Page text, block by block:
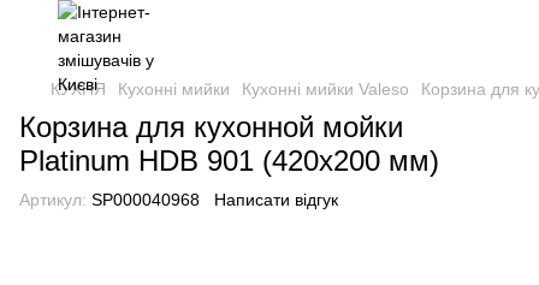
КУХНЯ Кухонні мийки Кухонні мийки Valeso Корзина для
Корзина для кухонной мойки
Platinum HDB 901 (420x200 мм)
Артикул: SP000040968 Написати відгук